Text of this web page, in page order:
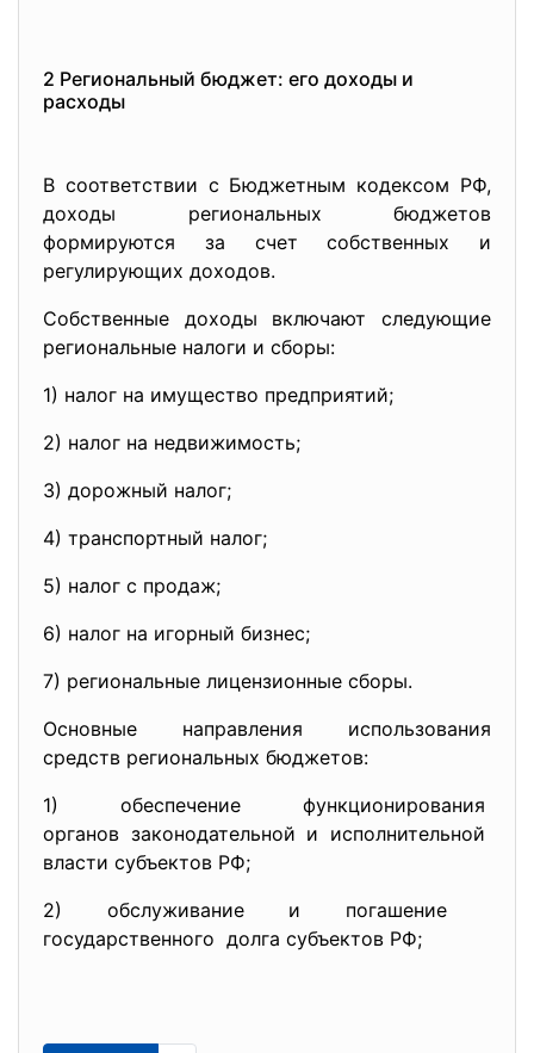
2 Региональный бюджет: его доходы и
расходы
В соответствии с Бюджетным кодексом РФ,
доходы региональных бюджетов
формируются за счет собственных и
регулирующих доходов.
Собственные доходы включают следующие
региональные налоги и сборы:
1) налог на имущество предприятий;
2) налог на недвижимость;
3) дорожный налог;
4) транспортный налог;
5) налог с продаж;
6) налог на игорный бизнес;
7) региональные лицензионные сборы.
Основные направления использования
средств региональных бюджетов:
1) обеспечение функционирования
органов законодательной и исполнительной
власти субъектов РФ;
2) обслуживание и погашение
государственного долга субъектов РФ;